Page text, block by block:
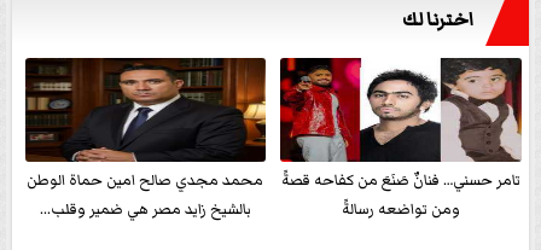
اخترنا لك
تامر حسني… فنانٌ صَنَعَ من كفاحه قصةً
ومن تواضعه رسالةً
محمد مجدي صالح امين حماة الوطن
بالشيخ زايد مصر هي ضمير وقلب...